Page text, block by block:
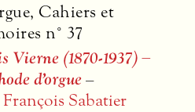
Cahiers et
n° 37
Vierne (1870-1937) –
d’orgue –
François Sabatier